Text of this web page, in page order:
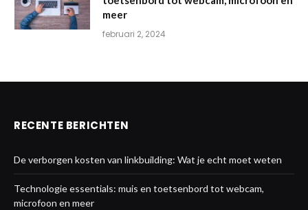
meer
februari 2, 2024
RECENTE BERICHTEN
De verborgen kosten van linkbuilding: Wat je echt moet weten
Technologie essentials: muis en toetsenbord tot webcam,
microfoon en meer